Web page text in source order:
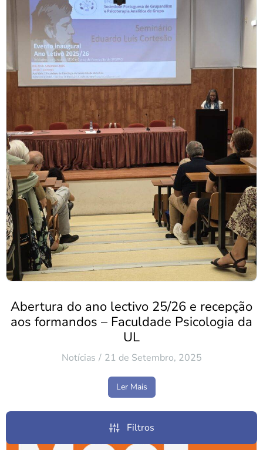
Abertura do ano lectivo 25/26 e recepção
aos formandos – Faculdade Psicologia da
UL
Notícias 21 de Setembro, 2025
Ler Mais
Filtros